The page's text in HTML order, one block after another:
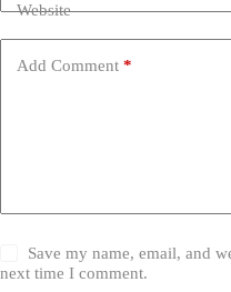
Website
Add Comment *
Save my name, email, and
next time I comment.